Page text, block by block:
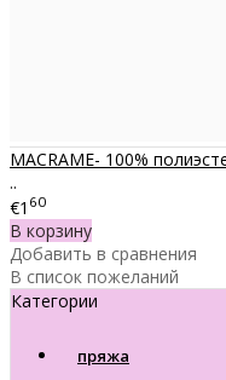
MACRAME- 100%
..
€1 60
В корзину
Добавить в сравнения
В список пожеланий
Категории
пряжа